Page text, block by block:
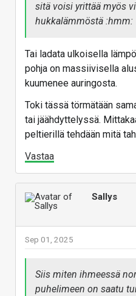
sitä voisi yrittää myös
hukkalämmöstä :hmm:
Tai ladata ulkoisella
pohja on massiivisella
kuumenee auringosta.
Toki tässä törmätään
tai jäähdyttelyssä.
peltierillä tehdään mitä
Vastaa
Sallys
Sep 01, 2025
Siis miten ihmeessä
puhelimeen on saatu